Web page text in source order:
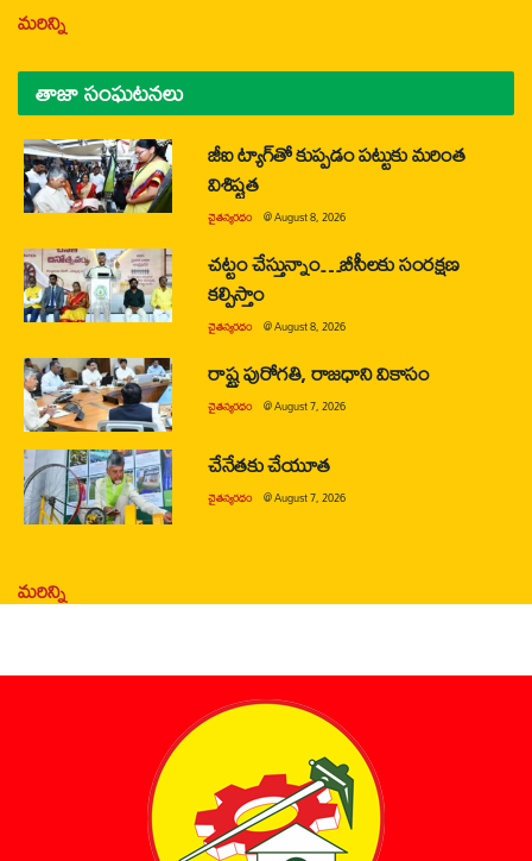
మరిన్ని
తాజా సంఘటనలు
జీఐ ట్యాగ్‌తో కుప్పడం పట్టుకు మరింత
విశిష్టత
చైతన్యరధం @August 8, 2026
చట్టం చేస్తున్నాం…బీసీలకు సంరక్షణ
కల్పిస్తాం
చైతన్యరధం @August 8, 2026
రాష్ట్ర పురోగతి, రాజధాని వికాసం
చైతన్యరధం @August 7, 2026
చేనేతకు చేయూత
చైతన్యరధం @August 7, 2026
మరిన్ని